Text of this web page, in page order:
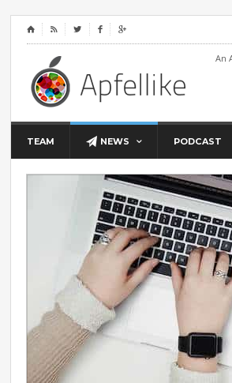
⌂    
An
TEAM NEWS PODCAST